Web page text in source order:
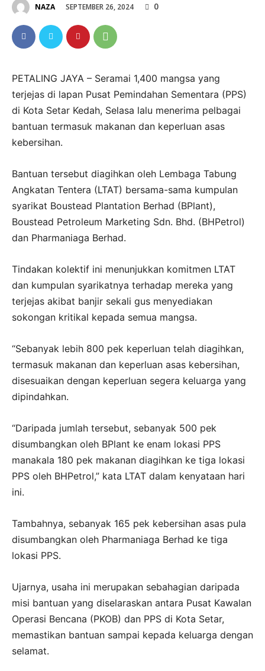
NAZA SEPTEMBER 26, 2024 0
PETALING JAYA – Seramai 1,400 mangsa yang
terjejas di lapan Pusat Pemindahan Sementara (PPS)
di Kota Setar Kedah, Selasa lalu menerima pelbagai
bantuan termasuk makanan dan keperluan asas
kebersihan.
Bantuan tersebut diagihkan oleh Lembaga Tabung
Angkatan Tentera (LTAT) bersama-sama kumpulan
syarikat Boustead Plantation Berhad (BPlant),
Boustead Petroleum Marketing Sdn. Bhd. (BHPetrol)
dan Pharmaniaga Berhad.
Tindakan kolektif ini menunjukkan komitmen LTAT
dan kumpulan syarikatnya terhadap mereka yang
terjejas akibat banjir sekali gus menyediakan
sokongan kritikal kepada semua mangsa.
“Sebanyak lebih 800 pek keperluan telah diagihkan,
termasuk makanan dan keperluan asas kebersihan,
disesuaikan dengan keperluan segera keluarga yang
dipindahkan.
“Daripada jumlah tersebut, sebanyak 500 pek
disumbangkan oleh BPlant ke enam lokasi PPS
manakala 180 pek makanan diagihkan ke tiga lokasi
PPS oleh BHPetrol,” kata LTAT dalam kenyataan hari
ini.
Tambahnya, sebanyak 165 pek kebersihan asas pula
disumbangkan oleh Pharmaniaga Berhad ke tiga
lokasi PPS.
Ujarnya, usaha ini merupakan sebahagian daripada
misi bantuan yang diselaraskan antara Pusat Kawalan
Operasi Bencana (PKOB) dan PPS di Kota Setar,
memastikan bantuan sampai kepada keluarga dengan
selamat.